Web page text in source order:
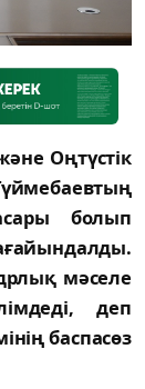
Оңтүстік
болып
мәселе
деп
баспасөз